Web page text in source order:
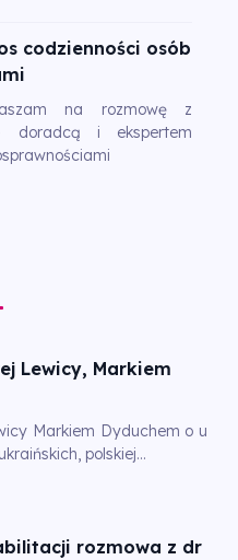
codzienności osób
na rozmowę z
doradcą i ekspertem
Lewicy, Markiem
Markiem Dyduchem o u
polskiej...
rozmowa z dr